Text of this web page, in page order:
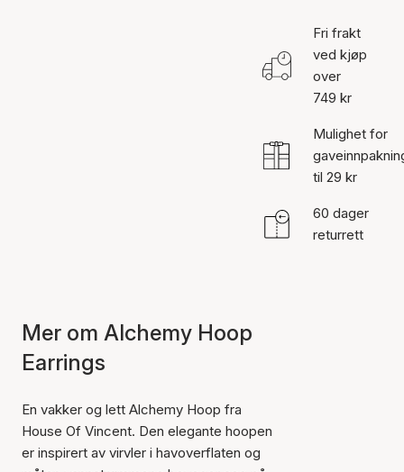
Fri frakt
ved kjøp
over
749 kr
Mulighet for
til 29 kr
60 dager
returrett
Mer om Alchemy Hoop
Earrings
En vakker og lett Alchemy Hoop fra
House Of Vincent. Den elegante hoopen
er inspirert av virvler i havoverflaten og